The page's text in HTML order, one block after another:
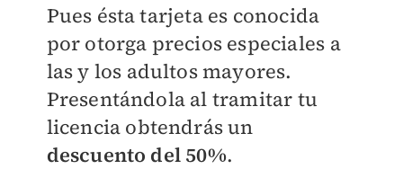
Pues ésta tarjeta es conocida
por otorga precios especiales a
las y los adultos mayores.
Presentándola al tramitar tu
licencia obtendrás un
descuento del 50%.